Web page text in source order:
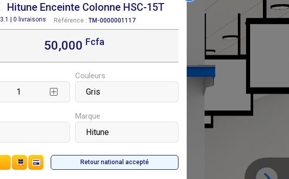
Hitune Enceinte Colonne HSC-15T
3.1 | 0 livraisons Référence : TM-0000001117
50,000 Fcfa
Couleurs
Marque
Retour national accepté